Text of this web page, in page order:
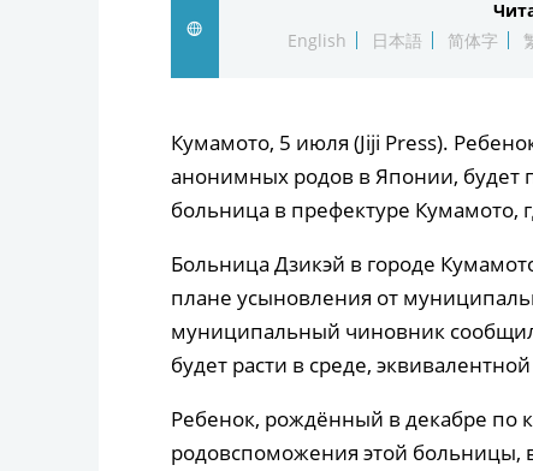
English
日本語 简体字
Кумамото, 5 июля (Jiji Press).
анонимных родов в Японии,
больница в префектуре Кумамото,
Больница Дзикэй в городе
плане усыновления от
муниципальный чиновник
будет расти в среде,
Ребенок, рождённый в декабре по
родовспоможения этой больницы,